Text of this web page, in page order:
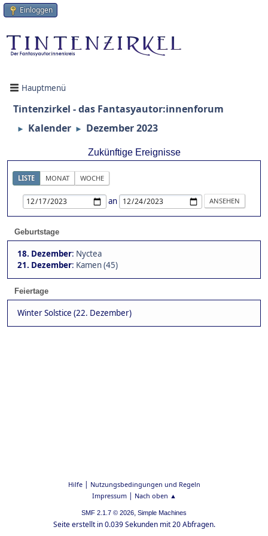
Einloggen
Hauptmenü
Tintenzirkel - das Fantasyautor:innenforum
► Kalender ► Dezember 2023
Zukünftige Ereignisse
LISTE MONAT WOCHE
an
Geburtstage
18. Dezember: Nyctea
21. Dezember: Kamen (45)
Feiertage
Winter Solstice (22. Dezember)
Hilfe| Nutzungsbedingungen und Regeln
Impressum| Nach oben ▲
SMF 2.1.7 © 2026, Simple Machines
Seite erstellt in 0.039 Sekunden mit 20 Abfragen.